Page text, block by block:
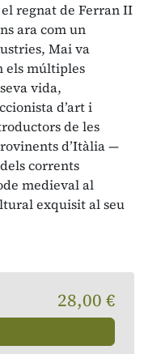
regnat de Ferran II
ara com un
Mai va
els múltiples
vida,
d’art i
de les
d’Itàlia —
corrents
medieval al
exquisit al seu
28,00 €